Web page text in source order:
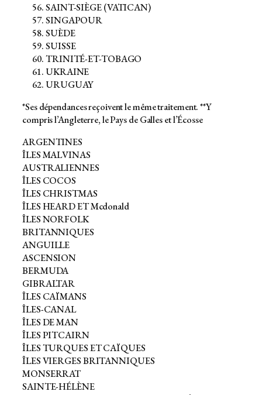
SAINT-SIÈGE (VATICAN)
SINGAPOUR
SUÈDE
SUISSE
TRINITÉ-ET-TOBAGO
UKRAINE
URUGUAY
*Ses dépendances reçoivent le même traitement. **Y
compris l’Angleterre, le Pays de Galles et l’Écosse
ARGENTINES
ÎLES MALVINAS
AUSTRALIENNES
ÎLES COCOS
ÎLES CHRISTMAS
ÎLES HEARD ET Mcdonald
ÎLES NORFOLK
BRITANNIQUES
ANGUILLE
ASCENSION
BERMUDA
GIBRALTAR
ÎLES CAÏMANS
ÎLES-CANAL
ÎLES DE MAN
ÎLES PITCAIRN
ÎLES TURQUES ET CAÏQUES
ÎLES VIERGES BRITANNIQUES
MONSERRAT
SAINTE-HÉLÈNE